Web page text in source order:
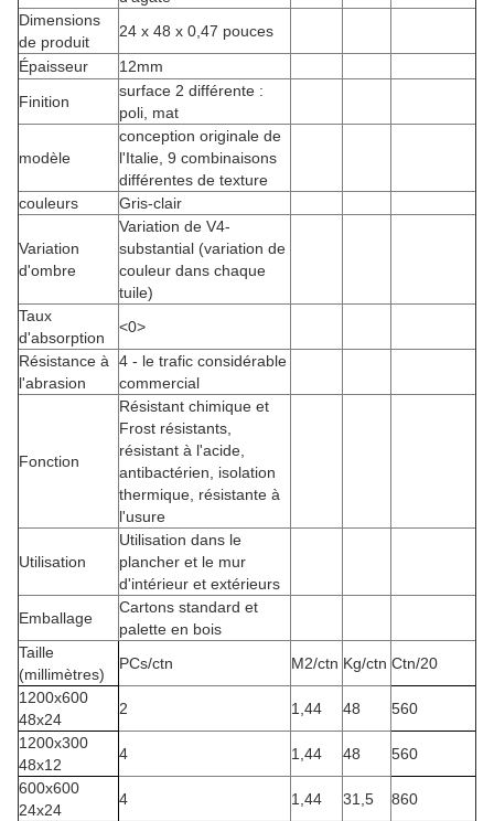
Dimensions
de produit
24 x 48 x 0,47 pouces
Épaisseur
12mm
Finition
surface 2 différente :
poli, mat
modèle
conception originale de
l'Italie, 9 combinaisons
différentes de texture
couleurs
Gris-clair
Variation
d'ombre
Variation de V4-
substantial (variation de
couleur dans chaque
tuile)
Taux
d'absorption
<0>
Résistance à
l'abrasion
4 - le trafic considérable
commercial
Fonction
Résistant chimique et
Frost résistants,
résistant à l'acide,
antibactérien, isolation
thermique, résistante à
l'usure
Utilisation
Utilisation dans le
plancher et le mur
d'intérieur et extérieurs
Emballage
Cartons standard et
palette en bois
Taille
(millimètres)
PCs/ctn M2/ctn Kg/ctn Ctn/20
1200x600
48x24
2 1,44 48
560
1200x300
48x12
4 1,44 48
560
600x600
24x24
4 1,44 31,5
860